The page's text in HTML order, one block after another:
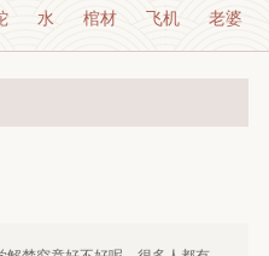
水 棺材 飞机 老婆